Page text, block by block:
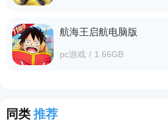
航海王启航电脑版
pc游戏 / 1.66GB
同类 推荐